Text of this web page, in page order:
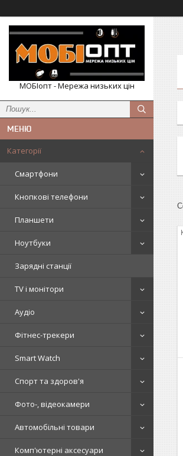
МОБІопт - Мережа низьких цін
Категорії
Смартфони
Кнопкові телефони
Планшети
Ноутбуки
Зарядні станції
TV і монітори
Аудіо
Фітнес-трекери
Smart Watch
Спорт та здоров'я
Фото-, відеокамери
Автомобільні товари
Комп'ютерні аксесуари